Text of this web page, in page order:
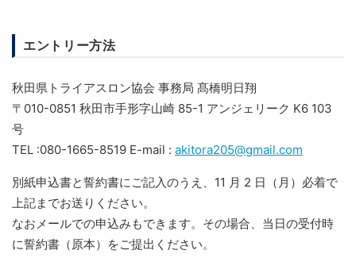
エントリー方法
秋田県トライアスロン協会 事務局 髙橋明日翔
〒010-0851 秋田市手形字山崎 85-1 アンジェリーク K6 103
号
TEL :080-1665-8519 E-mail : akitora205@gmail.com
別紙申込書と誓約書にご記入のうえ、11 月 2 日（月）必着で
上記までお送りください。
なおメールでの申込みもできます。その場合、当日の受付時
に誓約書（原本）をご提出ください。